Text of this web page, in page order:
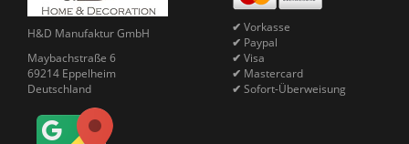
H&D Manufaktur GmbH
Maybachstraße 6
69214 Eppelheim
Deutschland
✔ Vorkasse
✔ Paypal
✔ Visa
✔ Mastercard
✔ Sofort-Überweisung